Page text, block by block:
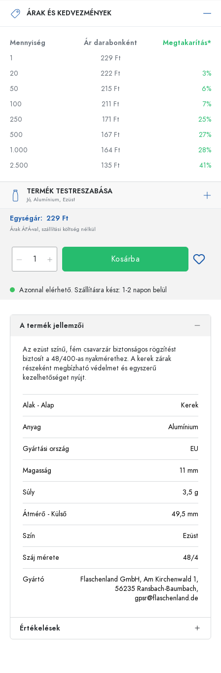
ÁRAK ÉS KEDVEZMÉNYEK
Mennyiség Ár darabonként
Megtakarítás*
1
229 Ft
20
222 Ft
3%
50
215 Ft
6%
100
211 Ft
7%
250
171 Ft
25%
500
167 Ft
27%
1.000
164 Ft
28%
2.500
135 Ft 41%
TERMÉK TESTRESZABÁSA
Jó, Alumínium, Ezüst
Egységár: 229 Ft
Árak ÁFÁ-val, szállítási költség nélkül
Kosárba
Azonnal elérhető. Szállításra kész: 1-2 napon belül
A termék jellemzői
Az ezüst színű, fém csavarzár biztonságos rögzítést
biztosít a 48/400-as nyakmérethez. A kerek zárak
részeként megbízható védelmet és egyszerű
kezelhetőséget nyújt.
Alak - Alap Kerek
Anyag Alumínium
Gyártási ország EU
Magasság 11 mm
Súly 3,5 g
Átmérő - Külső 49,5 mm
Szín Ezüst
Száj mérete 48/4
Gyártó
Flaschenland GmbH, Am Kirchenwald 1,
56235 Ransbach-Baumbach,
gpsr@flaschenland.de
Értékelések